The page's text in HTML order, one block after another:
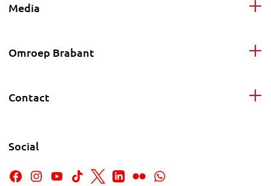
Media
Omroep Brabant
Contact
Social